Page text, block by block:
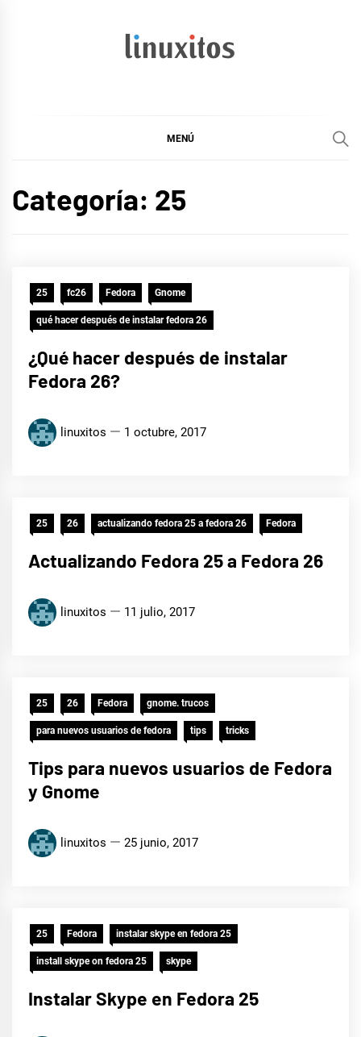
MENÚ
Categoría: 25
25 fc26 Fedora Gnome
qué hacer después de instalar fedora 26
¿Qué hacer después de instalar
Fedora 26?
linuxitos 1 octubre, 2017
25 26 actualizando fedora 25 a fedora 26 Fedora
Actualizando Fedora 25 a Fedora 26
linuxitos 11 julio, 2017
25 26 Fedora gnome. trucos
para nuevos usuarios de fedora tips tricks
Tips para nuevos usuarios de Fedora
y Gnome
linuxitos 25 junio, 2017
25 Fedora instalar skype en fedora 25
install skype on fedora 25 skype
Instalar Skype en Fedora 25